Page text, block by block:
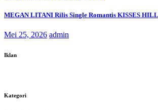
MEGAN LITANI Rilis Single Romantis KISSES HILL
Mei 25, 2026 admin
Iklan
Kategori